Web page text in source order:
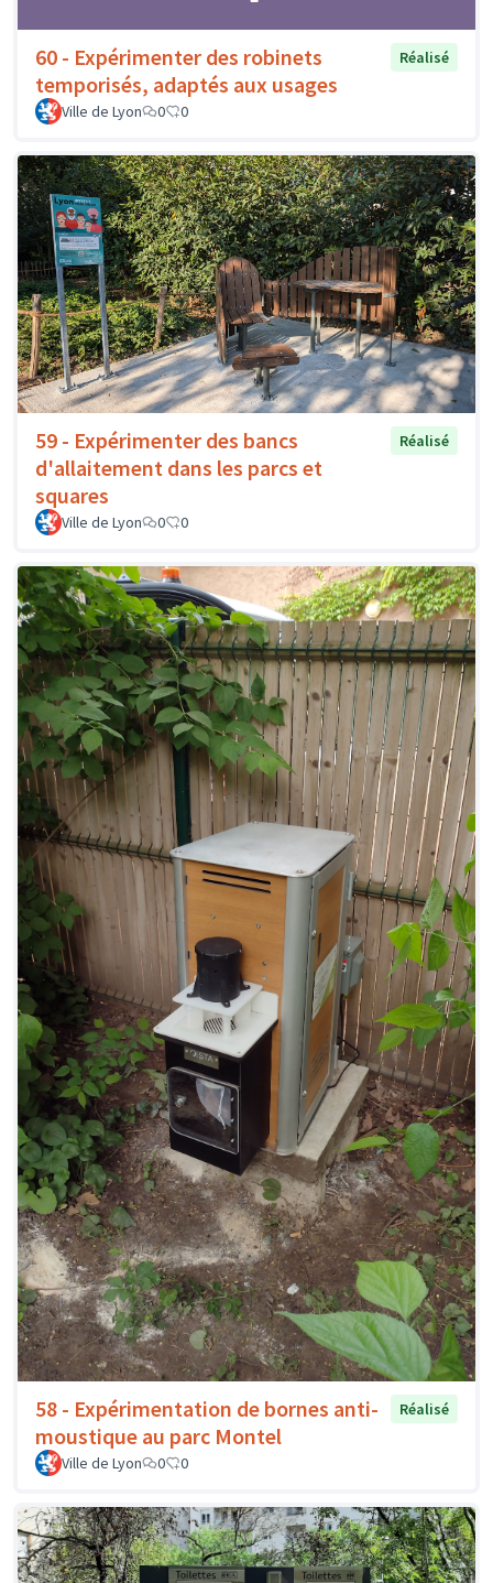
60 - Expérimenter des robinets
temporisés, adaptés aux usages
Réalisé
Ville de Lyon 0 0
59 - Expérimenter des bancs
d'allaitement dans les parcs et
squares
Réalisé
Ville de Lyon 0 0
58 - Expérimentation de bornes anti-
moustique au parc Montel
Réalisé
Ville de Lyon 0 0